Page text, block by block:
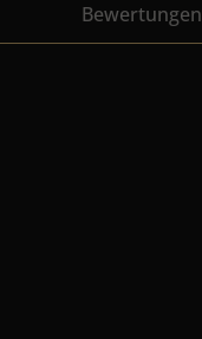
Bewertungen